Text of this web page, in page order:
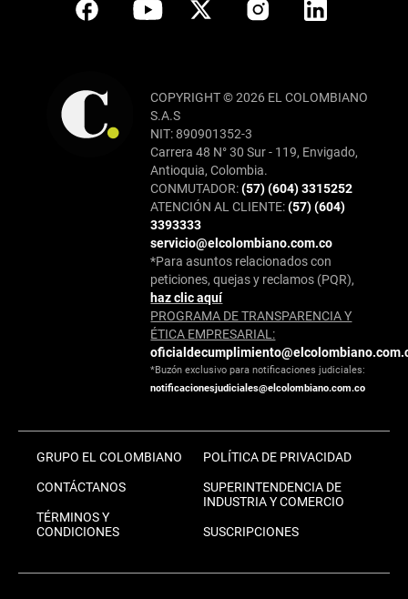
COPYRIGHT © 2026 EL COLOMBIANO
S.A.S
NIT: 890901352-3
Carrera 48 N° 30 Sur - 119, Envigado,
Antioquia, Colombia.
CONMUTADOR:(57) (604) 3315252
ATENCIÓN AL CLIENTE:(57) (604)
3393333
servicio@elcolombiano.com.co
*Para asuntos relacionados con
peticiones, quejas y reclamos (PQR),
haz clic aquí
PROGRAMA DE TRANSPARENCIA Y
ÉTICA EMPRESARIAL:
*Buzón exclusivo para notificaciones judiciales:
notificacionesjudiciales@elcolombiano.com.co
GRUPO EL COLOMBIANO
CONTÁCTANOS
TÉRMINOS Y
CONDICIONES
POLÍTICA DE PRIVACIDAD
SUPERINTENDENCIA DE
INDUSTRIA Y COMERCIO
SUSCRIPCIONES